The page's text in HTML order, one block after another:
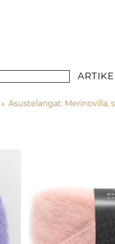
‪» Asustelangat: Merinovilla,